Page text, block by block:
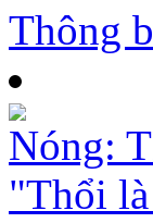
Thông
Nóng:
"Thổi